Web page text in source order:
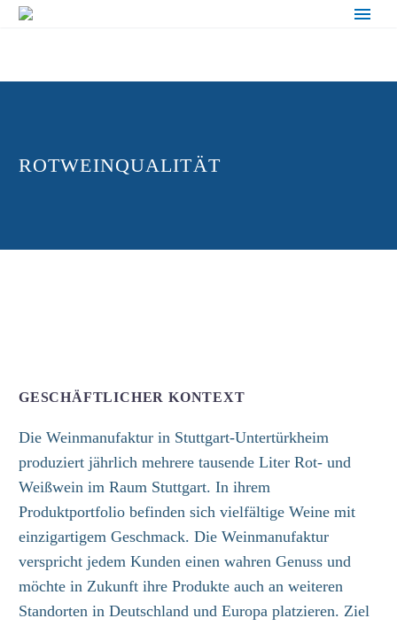
ROTWEINQUALITÄT
GESCHÄFTLICHER KONTEXT
Die Weinmanufaktur in Stuttgart-Untertürkheim
produziert jährlich mehrere tausende Liter Rot- und
Weißwein im Raum Stuttgart. In ihrem
Produktportfolio befinden sich vielfältige Weine mit
einzigartigem Geschmack. Die Weinmanufaktur
verspricht jedem Kunden einen wahren Genuss und
möchte in Zukunft ihre Produkte auch an weiteren
Standorten in Deutschland und Europa platzieren. Ziel